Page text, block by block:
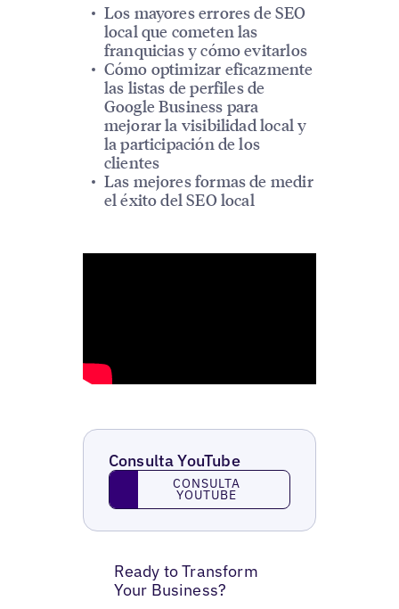
Los mayores errores de SEO
local que cometen las
franquicias y cómo evitarlos
Cómo optimizar eficazmente
las listas de perfiles de
Google Business para
mejorar la visibilidad local y
la participación de los
clientes
Las mejores formas de medir
el éxito del SEO local
Consulta YouTube
Consulta YouTube
CONSULTA
YOUTUBE
Ready to Transform
Your Business?